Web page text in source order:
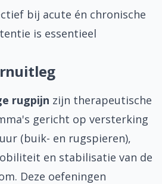
bij acute én chronische
is essentieel
rugpijn zijn therapeutische
gericht op versterking
(buik- en rugspieren),
en stabilisatie van de
Deze oefeningen